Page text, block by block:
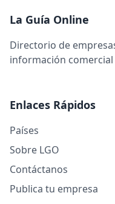
La Guía Online
Directorio de
información
Enlaces Rápidos
Países
Sobre LGO
Contáctanos
Publica tu empresa